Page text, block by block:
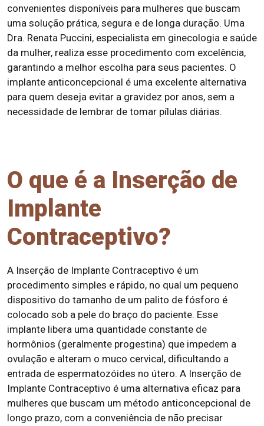
convenientes disponíveis para mulheres que buscam
uma solução prática, segura e de longa duração. Uma
Dra. Renata Puccini, especialista em ginecologia e saúde
da mulher, realiza esse procedimento com excelência,
garantindo a melhor escolha para seus pacientes. O
implante anticoncepcional é uma excelente alternativa
para quem deseja evitar a gravidez por anos, sem a
necessidade de lembrar de tomar pílulas diárias.
O que é a Inserção de
Implante
Contraceptivo?
A Inserção de Implante Contraceptivo é um
procedimento simples e rápido, no qual um pequeno
dispositivo do tamanho de um palito de fósforo é
colocado sob a pele do braço do paciente. Esse
implante libera uma quantidade constante de
hormônios (geralmente progestina) que impedem a
ovulação e alteram o muco cervical, dificultando a
entrada de espermatozóides no útero. A Inserção de
Implante Contraceptivo é uma alternativa eficaz para
mulheres que buscam um método anticoncepcional de
longo prazo, com a conveniência de não precisar